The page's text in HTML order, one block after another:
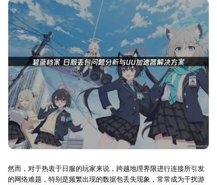
然而，对于热衷于日服的玩家来说，跨越地理界限进行连接所引发
的网络难题，特别是频繁出现的数据包丢失现象，常常成为干扰游